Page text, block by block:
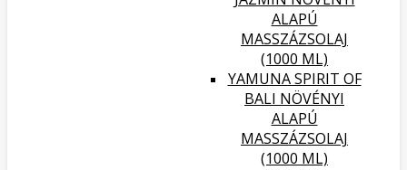
ALAPÚ
MASSZÁZSOLAJ
(1000 ML)
YAMUNA SPIRIT OF
BALI NÖVÉNYI
ALAPÚ
MASSZÁZSOLAJ
(1000 ML)